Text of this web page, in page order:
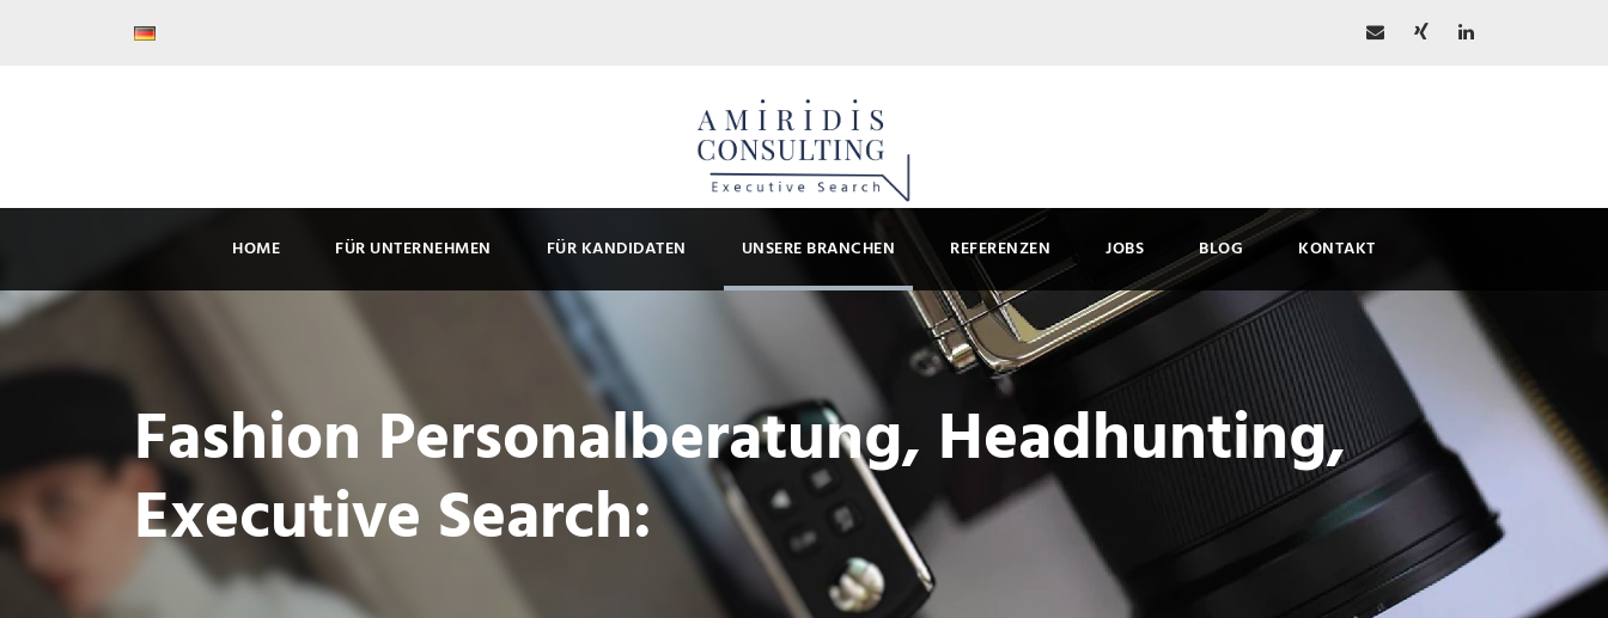
HOME FÜR UNTERNEHMEN FÜR KANDIDATEN UNSERE BRANCHEN REFERENZEN JOBS BLOG KONTAKT
Fashion Personalberatung, Headhunting,
Executive Search: